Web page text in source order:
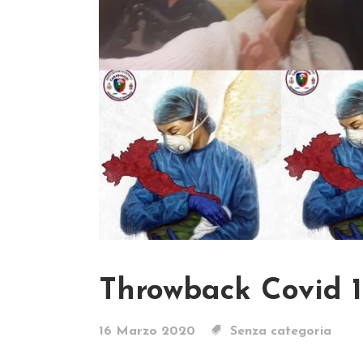
Throwback Covid
16 Marzo 2020 Senza categoria